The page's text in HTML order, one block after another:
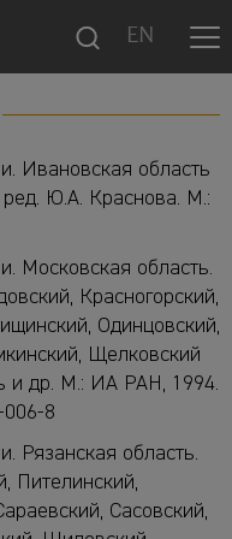
EN
Ивановская область
Ю.А. Краснова. М.:
Московская область.
Красногорский,
Одинцовский,
Щелковский
и др. М.: ИА РАН, 1994.
006-8
Рязанская область.
Пителинский,
Сасовский,